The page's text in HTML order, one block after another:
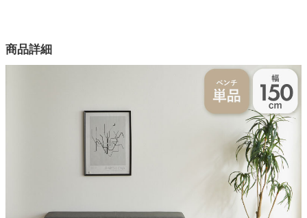
カラー
商品詳細